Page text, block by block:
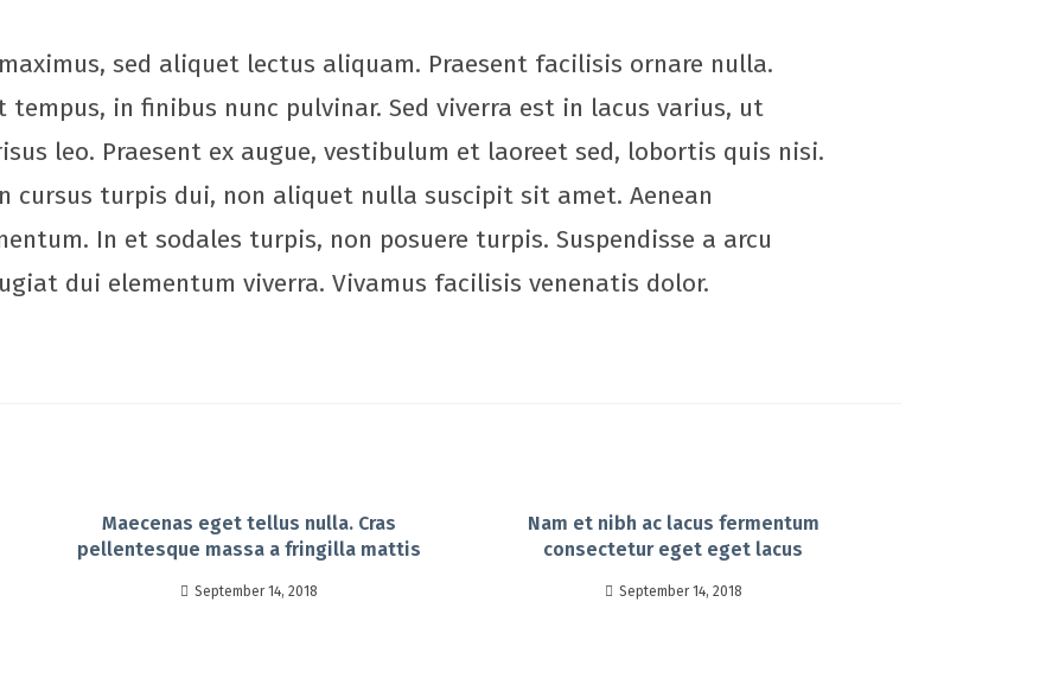
sed aliquet lectus aliquam. Praesent facilisis ornare nulla.
in finibus nunc pulvinar. Sed viverra est in lacus varius, ut
leo. Praesent ex augue, vestibulum et laoreet sed, lobortis quis nisi.
cursus turpis dui, non aliquet nulla suscipit sit amet. Aenean
In et sodales turpis, non posuere turpis. Suspendisse a arcu
dui elementum viverra. Vivamus facilisis venenatis dolor.
Maecenas eget tellus nulla. Cras
pellentesque massa a fringilla mattis
September 14, 2018
Nam et nibh ac lacus fermentum
consectetur eget eget lacus
September 14, 2018